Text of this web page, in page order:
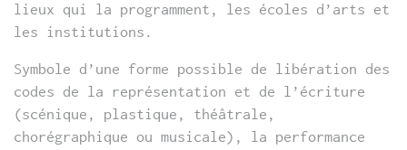
lieux qui la programment, les écoles d’arts et
les institutions.
Symbole d’une forme possible de libération des
codes de la représentation et de l’écriture
(scénique, plastique, théâtrale,
chorégraphique ou musicale), la performance